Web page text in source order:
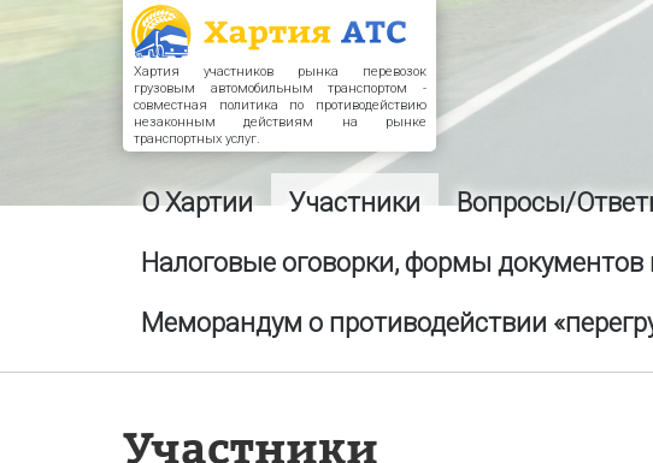
Хартия участников рынка перевозок
грузовым автомобильным транспортом -
совместная политика по противодействию
незаконным действиям на рынке
транспортных услуг.
О Хартии Участники Вопросы/
Налоговые оговорки, формы
Меморандум о противодействии
Участники